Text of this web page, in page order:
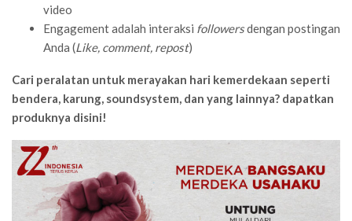
video
Engagement adalah interaksi followersdengan postingan
Anda (Like, comment, repost)
Cari peralatan untuk merayakan hari kemerdekaan seperti
bendera, karung, soundsystem, dan yang lainnya? dapatkan
produknya disini!